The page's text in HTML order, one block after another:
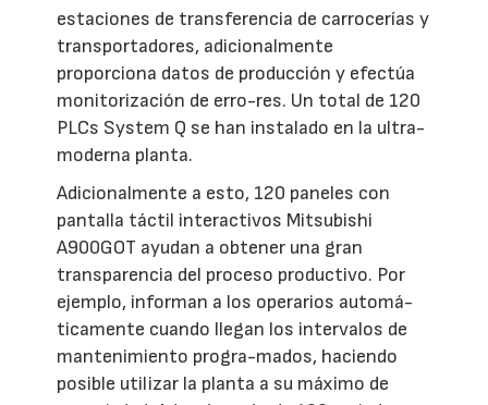
estaciones de transferencia de carrocerías y
transportadores, adicionalmente
proporciona datos de producción y efectúa
monitorización de erro-res. Un total de 120
PLCs System Q se han instalado en la ultra-
moderna planta.
Adicionalmente a esto, 120 paneles con
pantalla táctil interactivos Mitsubishi
A900GOT ayudan a obtener una gran
transparencia del proceso productivo. Por
ejemplo, informan a los operarios automá-
ticamente cuando llegan los intervalos de
mantenimiento progra-mados, haciendo
posible utilizar la planta a su máximo de